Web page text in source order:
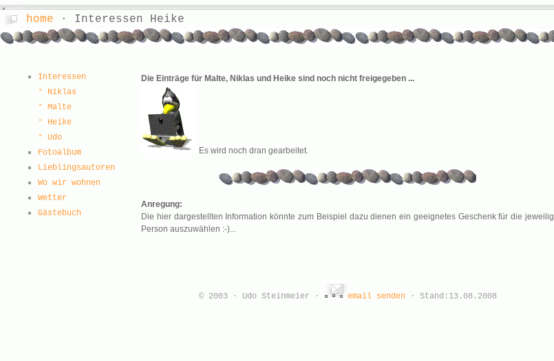
home · Interessen Heike
Interessen
° Niklas
° Malte
° Heike
° Udo
Fotoalbum
Lieblingsautoren
Wo wir wohnen
Wetter
Gästebuch
Die Einträge für Malte, Niklas und Heike sind noch nicht freigegeben ...
Es wird noch dran gearbeitet.
Anregung:
Die hier dargestellten Information könnte zum Beispiel dazu dienen ein geeignetes Geschenk für die jeweilig
Person auszuwählen :-)...
© 2003 · Udo Steinmeier · email senden· Stand: 13.08.2008